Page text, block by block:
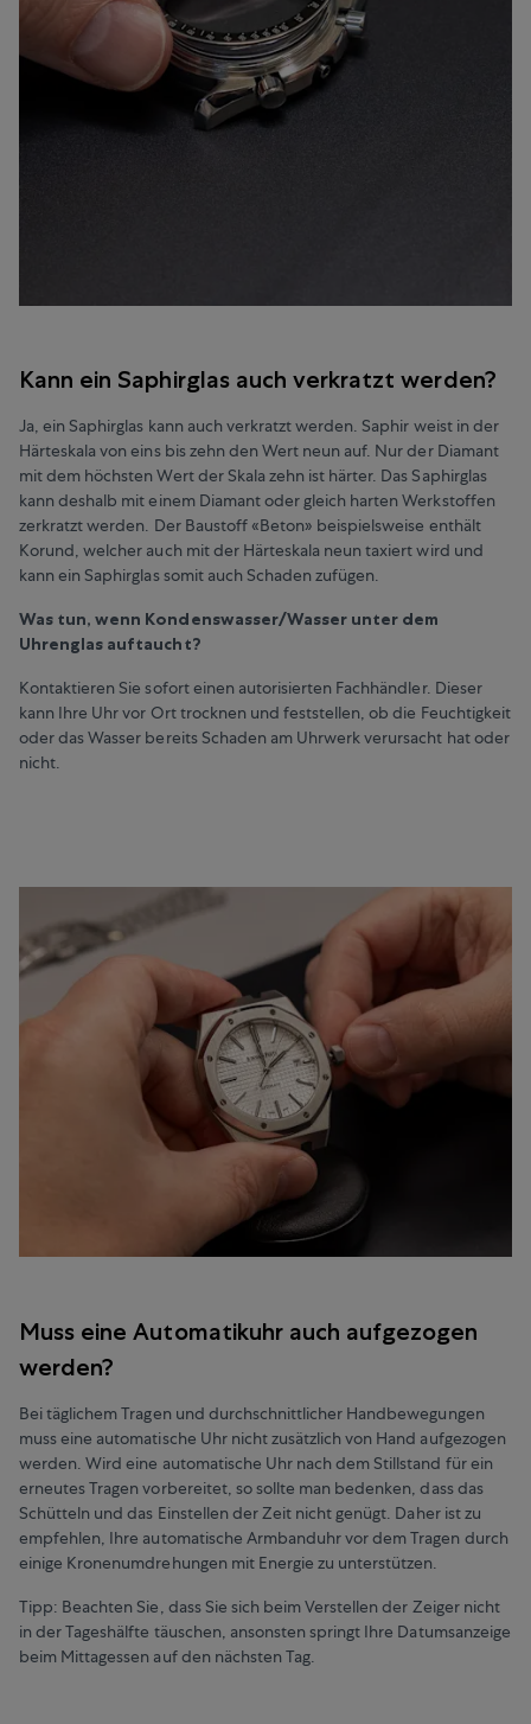
Kann ein Saphirglas auch verkratzt werden?
Ja, ein Saphirglas kann auch verkratzt werden. Saphir weist in der
Härteskala von eins bis zehn den Wert neun auf. Nur der Diamant
mit dem höchsten Wert der Skala zehn ist härter. Das Saphirglas
kann deshalb mit einem Diamant oder gleich harten Werkstoffen
zerkratzt werden. Der Baustoff «Beton» beispielsweise enthält
Korund, welcher auch mit der Härteskala neun taxiert wird und
kann ein Saphirglas somit auch Schaden zufügen.
Was tun, wenn Kondenswasser/Wasser unter dem
Uhrenglas auftaucht?
Kontaktieren Sie sofort einen autorisierten Fachhändler. Dieser
kann Ihre Uhr vor Ort trocknen und feststellen, ob die Feuchtigkeit
oder das Wasser bereits Schaden am Uhrwerk verursacht hat oder
nicht.
Muss eine Automatikuhr auch aufgezogen
werden?
Bei täglichem Tragen und durchschnittlicher Handbewegungen
muss eine automatische Uhr nicht zusätzlich von Hand aufgezogen
werden. Wird eine automatische Uhr nach dem Stillstand für ein
erneutes Tragen vorbereitet, so sollte man bedenken, dass das
Schütteln und das Einstellen der Zeit nicht genügt. Daher ist zu
empfehlen, Ihre automatische Armbanduhr vor dem Tragen durch
einige Kronenumdrehungen mit Energie zu unterstützen.
Tipp: Beachten Sie, dass Sie sich beim Verstellen der Zeiger nicht
in der Tageshälfte täuschen, ansonsten springt Ihre Datumsanzeige
beim Mittagessen auf den nächsten Tag.